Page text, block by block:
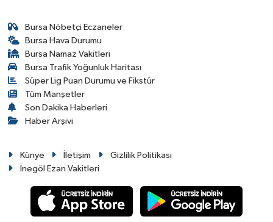
Bursa Nöbetçi Eczaneler
Bursa Hava Durumu
Bursa Namaz Vakitleri
Bursa Trafik Yoğunluk Haritası
Süper Lig Puan Durumu ve Fikstür
Tüm Manşetler
Son Dakika Haberleri
Haber Arşivi
Künye İletişim
Gizlilik Politikası
İnegöl Ezan Vakitleri